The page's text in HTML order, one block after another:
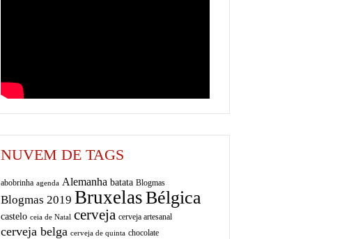
NUVEM DE TAGS
abobrinha agenda Alemanha batata Blogmas
Blogmas 2019 BruxelasBélgica
castelo ceia de Natal cerveja cerveja artesanal
cerveja belga cerveja de quinta chocolate